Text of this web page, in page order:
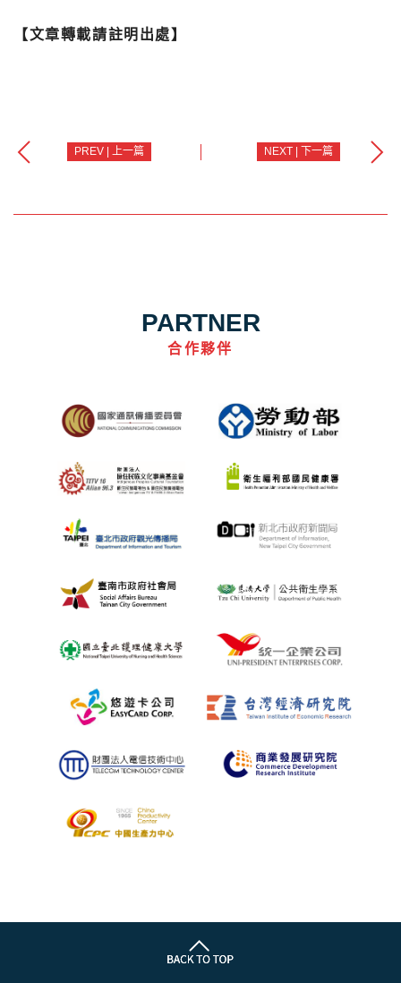
【文章轉載請註明出處】
PREV | 上一篇 NEXT | 下一篇
PARTNER
合作夥伴